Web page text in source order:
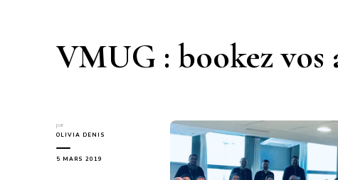
VMUG : bookez vos
par
OLIVIA DENIS
5 MARS 2019